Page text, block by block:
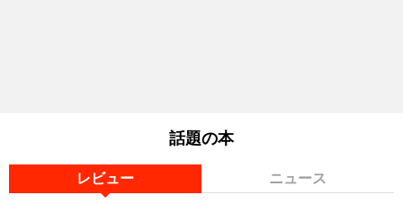
話題の本
レビュー ニュース